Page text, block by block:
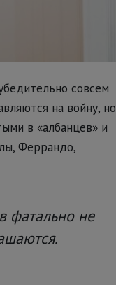
совсем
на войну, но
в «албанцев» и
Феррандо,
фатально не